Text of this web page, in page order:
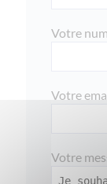
Votre
Votre
Votre